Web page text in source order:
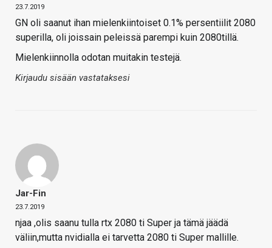
23.7.2019
GN oli saanut ihan mielenkiintoiset 0.1% persentiilit 2080
superilla, oli joissain peleissä parempi kuin 2080tillä.
Mielenkiinnolla odotan muitakin testejä.
Kirjaudu sisään vastataksesi
Jar-Fin
23.7.2019
njaa ,olis saanu tulla rtx 2080 ti Super ja tämä jäädä
väliin,mutta nvidialla ei tarvetta 2080 ti Super mallille.